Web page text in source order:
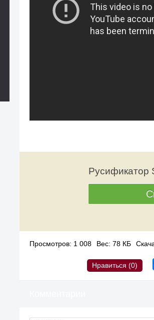
Русификатор
Просмотров: 1 008 Вес: 78 КБ
Нравиться (0)